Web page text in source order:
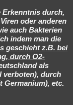
Ufologie
Literatur
Filme
Erkenntnis durch,
oder anderen
auch Bakterien
indem man die
geschieht z.B. bei
durch O2-
als
verboten), durch
Germanium), etc.